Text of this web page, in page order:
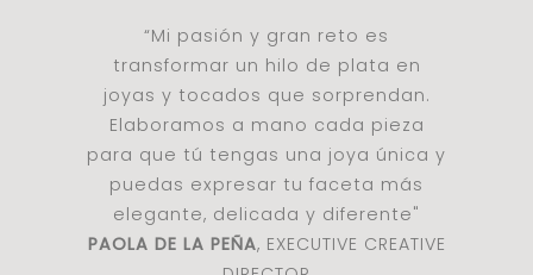
“Mi pasión y gran reto es
transformar un hilo de plata en
joyas y tocados que sorprendan.
Elaboramos a mano cada pieza
para que tú tengas una joya única y
puedas expresar tu faceta más
elegante, delicada y diferente"
PAOLA DE LA PEÑA, EXECUTIVE CREATIVE